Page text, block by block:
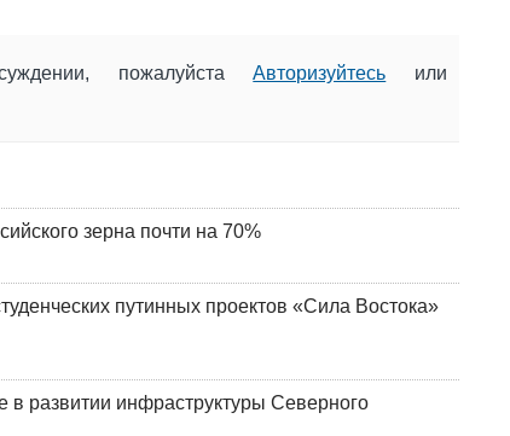
пожалуйстаАвторизуйтесь или
зерна почти на 70%
путинных проектов «Сила Востока»
развитии инфраструктуры Северного